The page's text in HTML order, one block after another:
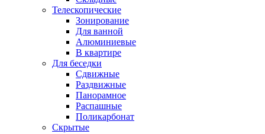
Телескопические
Зонирование
Для ванной
Алюминиевые
В квартире
Для беседки
Сдвижные
Раздвижные
Панорамное
Распашные
Поликарбонат
Скрытые